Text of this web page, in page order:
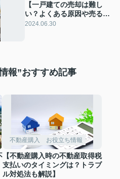
【一戸建ての売却は難し
い？よくある原因や売るた
めの対策を解説！】
2024.06.30
報”おすすめ記事
不動産購入 お役立ち情報
【不動産購入時の不動産取得税
支払いのタイミングは？トラブ
ル対処法も解説】